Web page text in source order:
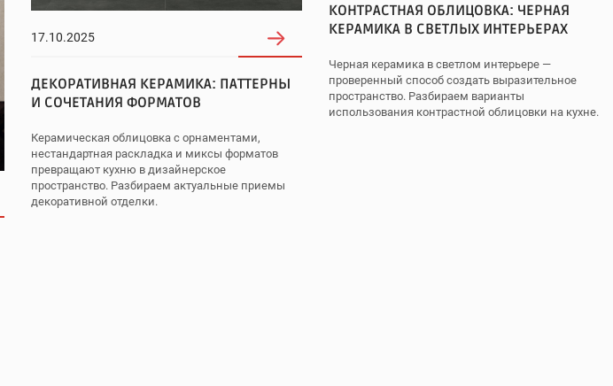
17.10.2025
ДЕКОРАТИВНАЯ КЕРАМИКА: ПАТТЕРНЫ
И СОЧЕТАНИЯ ФОРМАТОВ
Керамическая облицовка с орнаментами,
нестандартная раскладка и миксы форматов
превращают кухню в дизайнерское
пространство. Разбираем актуальные приемы
декоративной отделки.
КОНТРАСТНАЯ ОБЛИЦОВКА: ЧЕРНАЯ
КЕРАМИКА В СВЕТЛЫХ ИНТЕРЬЕРАХ
Черная керамика в светлом интерьере —
проверенный способ создать выразительное
пространство. Разбираем варианты
использования контрастной облицовки на кухне.